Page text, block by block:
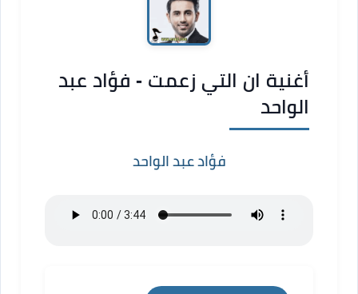
أغنية ان التي زعمت - فؤاد عبد
الواحد
فؤاد عبد الواحد